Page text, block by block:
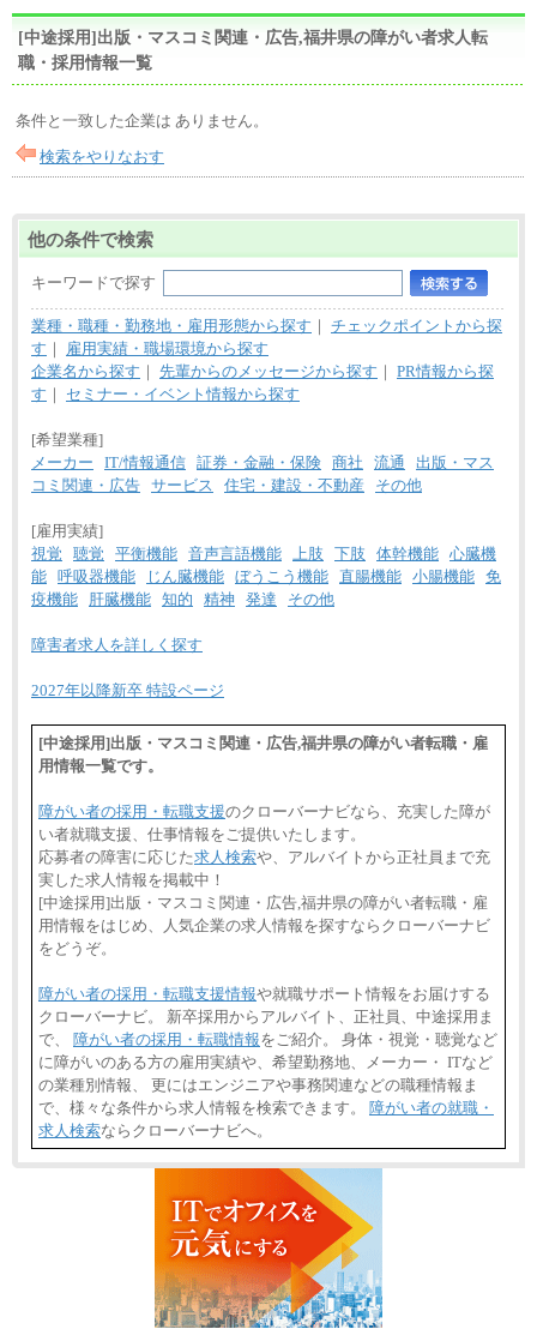
[中途採用]出版・マスコミ関連・広告,福井県の障がい者求人転
職・採用情報一覧
条件と一致した企業は ありません。
検索をやりなおす
他の条件で検索
キーワードで探す
業種・職種・勤務地・雇用形態から探す ｜ チェックポイントから探
す ｜
雇用実績・職場環境から探す
企業名から探す ｜ 先輩からのメッセージから探す ｜ PR情報から探
す ｜ セミナー・イベント情報から探す
[希望業種]
メーカー
IT/情報通信 証券・金融・保険 商社 流通
出版・マス
コミ関連・広告 サービス 住宅・建設・不動産 その他
[雇用実績]
視覚
聴覚 平衡機能 音声言語機能 上肢 下肢 体幹機能 心臓機
能 呼吸器機能 じん臓機能 ぼうこう機能 直腸機能 小腸機能 免
疫機能
肝臓機能 知的 精神 発達 その他
障害者求人を詳しく探す
2027年以降新卒 特設ページ
[中途採用]出版・マスコミ関連・広告,福井県の障がい者転職・雇
用情報一覧です。
障がい者の採用・転職支援のクローバーナビなら、充実した障が
い者就職支援、仕事情報をご提供いたします。
応募者の障害に応じた求人検索や、アルバイトから正社員まで充
実した求人情報を掲載中！
[中途採用]出版・マスコミ関連・広告,福井県の障がい者転職・雇
用情報をはじめ、人気企業の求人情報を探すならクローバーナビ
をどうぞ。
障がい者の採用・転職支援情報や就職サポート情報をお届けする
クローバーナビ。 新卒採用からアルバイト、正社員、中途採用ま
で、 障がい者の採用・転職情報をご紹介。 身体・視覚・聴覚など
に障がいのある方の雇用実績や、希望勤務地、メーカー・ ITなど
の業種別情報、 更にはエンジニアや事務関連などの職種情報ま
で、様々な条件から求人情報を検索できます。 障がい者の就職・
求人検索ならクローバーナビへ。